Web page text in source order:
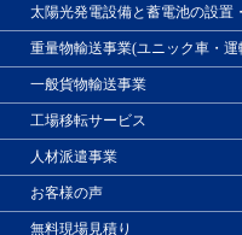
太陽光発電設備と蓄電池の設置
重量物輸送事業(ユニック車・運
一般貨物輸送事業
工場移転サービス
人材派遣事業
お客様の声
無料現場見積り